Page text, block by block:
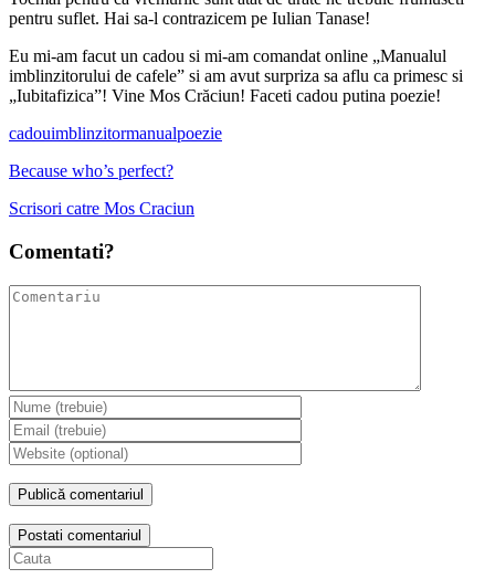
pentru suflet. Hai sa-l contrazicem pe Iulian Tanase!
Eu mi-am facut un cadou si mi-am comandat online „Manualul
imblinzitorului de cafele” si am avut surpriza sa aflu ca primesc si
„Iubitafizica”! Vine Mos Crăciun! Faceti cadou putina poezie!
cadouimblinzitormanualpoezie
Because who’s perfect?
Scrisori catre Mos Craciun
Comentati?
Postati comentariul